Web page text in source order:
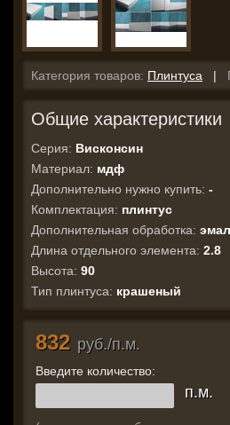
Категория товаров: Плинтуса |
Общие характеристики
Серия: Висконсин
Материал: мдф
Дополнительно нужно купить: -
Комплектация: плинтус
Дополнительная обработка:
Длина отдельного элемента: 2.8
Высота: 90
Тип плинтуса: крашеный
832 руб./п.м.
Введите количество:
п.м.